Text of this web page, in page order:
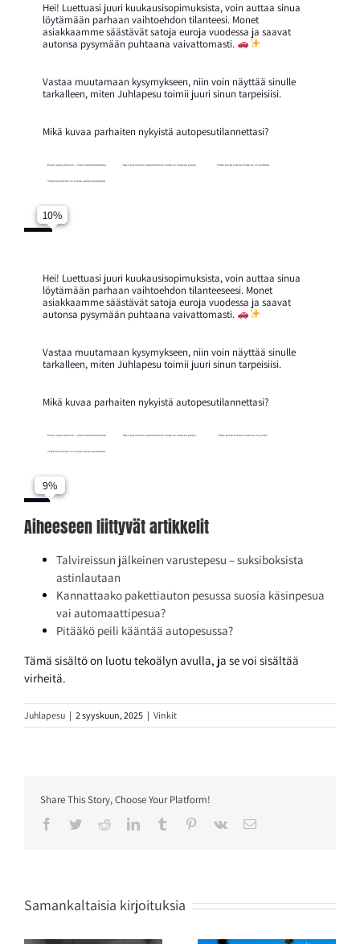
Hei! Luettuasi juuri kuukausisopimuksista, voin auttaa sinua
löytämään parhaan vaihtoehdon tilanteesi. Monet
asiakkaamme säästävät satoja euroja vuodessa ja saavat
autonsa pysymään puhtaana vaivattomasti.
Vastaa muutamaan kysymykseen, niin voin näyttää sinulle
tarkalleen, miten Juhlapesu toimii juuri sinun tarpeisiisi.
Mikä kuvaa parhaiten nykyistä autopesutilannettasi?
Pesen autoa harvoin – liian kallista/hankalaa Käyn pesuloissa säännöllisesti mutta se maksaa paljon Yritän pestä kotona mutta se on työlästä
Yrityksessämme on useita autoja pestävänä
Vaivattomuus ja helppous Säästö pitkällä aikavälillä Mahdollisuus pestä useammin
1-3 autoa 4-10 autoa Yli 10 autoa
Heti kun mahdollista Muutaman viikon sisällä
Haluan tietää enemmän ensin
Etunimi
Hei! Luettuasi juuri kuukausisopimuksista, voin auttaa sinua
löytämään parhaan vaihtoehdon tilanteeseesi. Monet
asiakkaamme säästävät satoja euroja vuodessa ja saavat
autonsa pysymään puhtaana vaivattomasti.
Vastaa muutamaan kysymykseen, niin voin näyttää sinulle
tarkalleen, miten Juhlapesu toimii juuri sinun tarpeisiisi.
Mikä kuvaa parhaiten nykyistä autopesutilannettasi?
Pesen autoa harvoin – liian kallista/hankalaa Käyn pesuloissa säännöllisesti mutta se maksaa paljon Yritän pestä kotona mutta se on työläs
Yrityksessämme on useita autoja pestävänä
Vaivattomuus ja helppous Säästö pitkällä aikavälillä Mahdollisuus pestä useammin
1-3 autoa 4-10 autoa Yli 10 autoa
24/7 käytettävyys – pesu milloin
vain
tarvita
Koko pesulaverkosto
käytössä
Etunimi
Lähetä tiedot
Aiheeseen liittyvät artikkelit
Talvireissun jälkeinen varustepesu – suksiboksista
astinlautaan
Kannattaako pakettiauton pesussa suosia käsinpesua
vai automaattipesua?
Pitääkö peili kääntää autopesussa?
Tämä sisältö on luotu tekoälyn avulla, ja se voi sisältää
virheitä.
Juhlapesu | 2 syyskuun, 2025 | Vinkit
Share This Story, Choose Your Platform!
Facebook
TwitterRedditLinkedInTumblr Pinterest
Vk Sähköposti
Samankaltaisia kirjoituksia